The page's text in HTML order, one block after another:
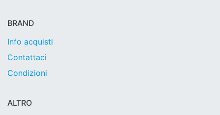
BRAND
Info acquisti
Contattaci
Condizioni
ALTRO